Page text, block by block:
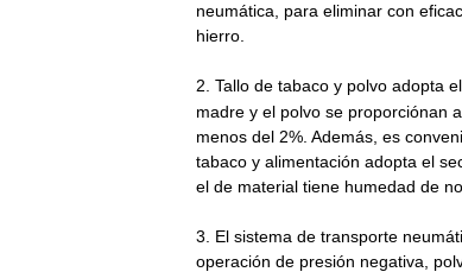
neumática, para eliminar con
hierro.
2. Tallo de tabaco y polvo adopta
madre y el polvo se proporciónan
menos del 2%. Además, es
tabaco y alimentación adopta el
el de material tiene humedad de
3. El sistema de transporte
operación de presión negativa,